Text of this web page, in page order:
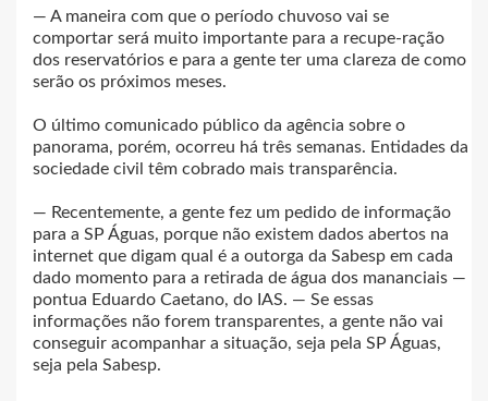
— A maneira com que o período chuvoso vai se
comportar será muito importante para a recupe-ração
dos reservatórios e para a gente ter uma clareza de como
serão os próximos meses.
O último comunicado público da agência sobre o
panorama, porém, ocorreu há três semanas. Entidades da
sociedade civil têm cobrado mais transparência.
— Recentemente, a gente fez um pedido de informação
para a SP Águas, porque não existem dados abertos na
internet que digam qual é a outorga da Sabesp em cada
dado momento para a retirada de água dos mananciais —
pontua Eduardo Caetano, do IAS. — Se essas
informações não forem transparentes, a gente não vai
conseguir acompanhar a situação, seja pela SP Águas,
seja pela Sabesp.